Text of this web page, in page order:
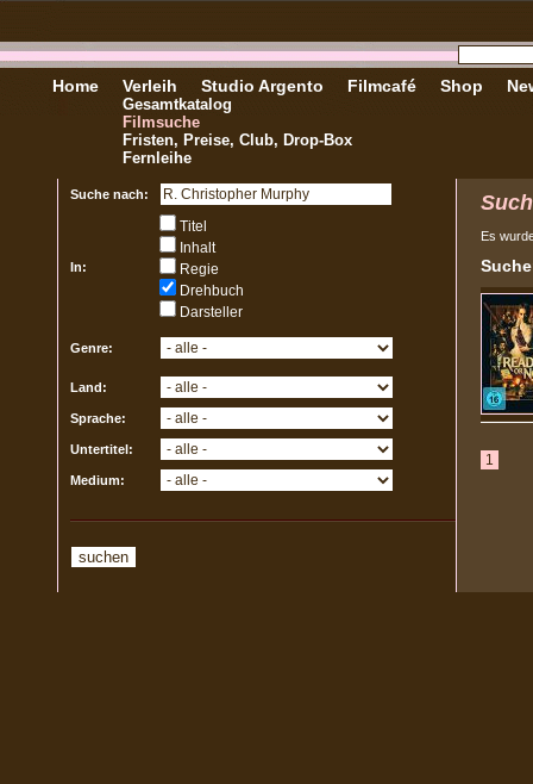
Home Verleih
Gesamtkatalog
Filmsuche
Fristen, Preise, Club, Drop-Box
Fernleihe
Studio Argento Filmcafé Shop
Suche nach:
In:
Titel
Inhalt
Regie
Drehbuch
Darsteller
Genre:
Land:
Sprache:
Untertitel:
Medium:
Es
1